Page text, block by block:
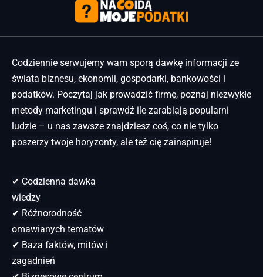
Codziennie serwujemy wam sporą dawkę informacji ze
świata biznesu, ekonomii, gospodarki, bankowości i
podatków. Poczytaj jak prowadzić firmę, poznaj niezwykłe
metody marketingu i sprawdź ile zarabiają popularni
ludzie – u nas zawsze znajdziesz coś, co nie tylko
poszerzy twoje horyzonty, ale też cię zainspiruje!
✔ Codzienna dawka
wiedzy
✔ Różnorodność
omawianych tematów
✔ Baza faktów, mitów i
zagadnień